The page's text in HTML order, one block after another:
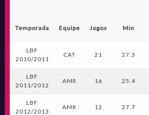
Temporada Equipe Jogos Min
LBF
2010/2011
CAT 21 27.3
LBF
2011/2012
AMR 16 25.4
LBF
2012/2013
AMR 12 27.7